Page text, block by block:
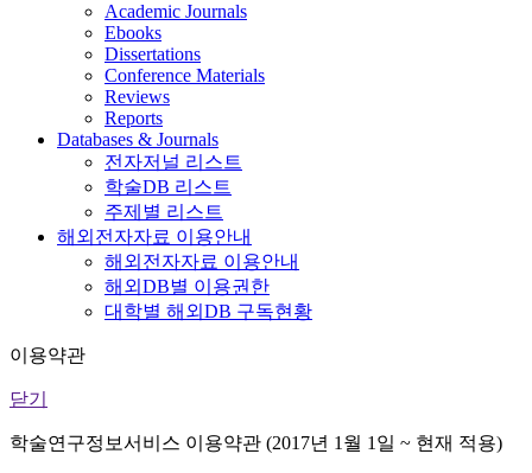
Academic Journals
Ebooks
Dissertations
Conference Materials
Reviews
Reports
Databases & Journals
전자저널 리스트
학술DB 리스트
주제별 리스트
해외전자자료 이용안내
해외전자자료 이용안내
해외DB별 이용권한
대학별 해외DB 구독현황
이용약관
닫기
학술연구정보서비스 이용약관 (2017년 1월 1일 ~ 현재 적용)